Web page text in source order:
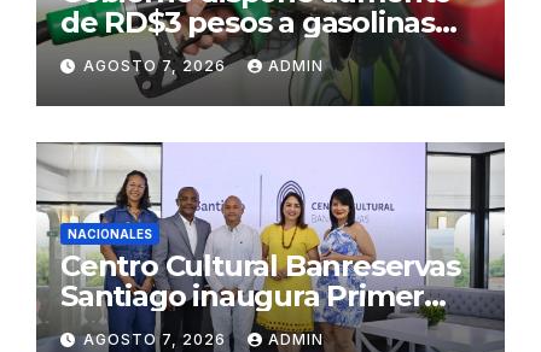
de RD$3 pesos a gasolinas
premium y regular
AGOSTO 7, 2026 ADMIN
NACIONALES
Centro Cultural Banreservas
Santiago inaugura Primer
Congreso de Artesanos de
AGOSTO 7, 2026 ADMIN